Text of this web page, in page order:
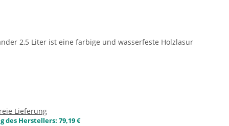
2,5 Liter ist eine farbige und wasserfeste Holzlasur
Lieferung
des Herstellers: 79,19 €